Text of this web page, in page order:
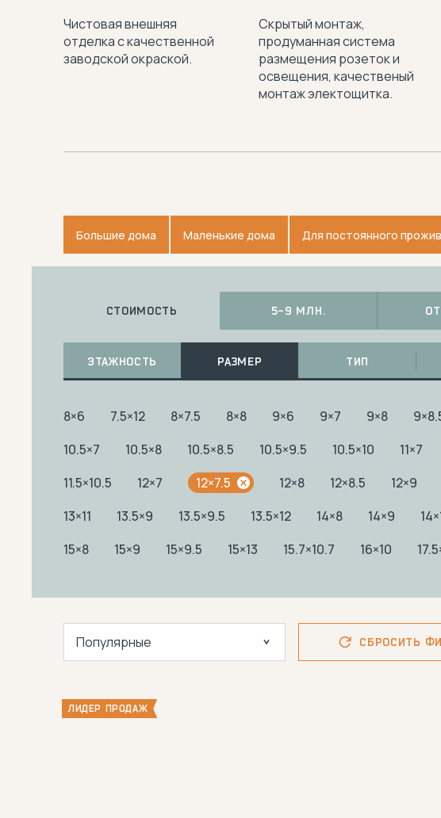
Чистовая внешняя
отделка с качественной
заводской окраской.
Скрытый монтаж,
продуманная система
размещения розеток и
освещения, качественый
монтаж электощитка.
Большие дома Маленькие дома Для постоянного
СТОИМОСТЬ 5-9 МЛН.
ЭТАЖНОСТЬ РАЗМЕР ТИП
8×6 7.5×12 8×7.5 8×8 9×6 9×7 9×8
10.5×7
10.5×8 10.5×8.5 10.5×9.5 10.5×10 11×7
11.5×10.5
12×7 12×7.5 12×8 12×8.5 12×9
13×11
13.5×9 13.5×9.5 13.5×12 14×8 14×9
15×8
15×9 15×9.5 15×13 15.7×10.7 16×10
Популярные СБРОСИТЬ
ЛИДЕР ПРОДАЖ